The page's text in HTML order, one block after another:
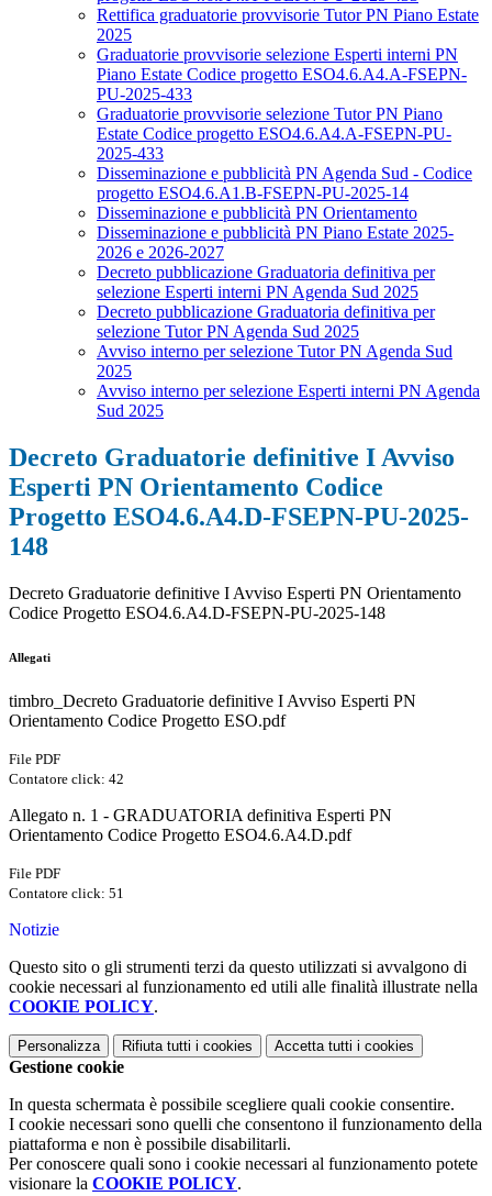
Rettifica graduatorie provvisorie Tutor PN Piano Estate
2025
Graduatorie provvisorie selezione Esperti interni PN
Piano Estate Codice progetto ESO4.6.A4.A-FSEPN-
PU-2025-433
Graduatorie provvisorie selezione Tutor PN Piano
Estate Codice progetto ESO4.6.A4.A-FSEPN-PU-
2025-433
Disseminazione e pubblicità PN Agenda Sud - Codice
progetto ESO4.6.A1.B-FSEPN-PU-2025-14
Disseminazione e pubblicità PN Orientamento
Disseminazione e pubblicità PN Piano Estate 2025-
2026 e 2026-2027
Decreto pubblicazione Graduatoria definitiva per
selezione Esperti interni PN Agenda Sud 2025
Decreto pubblicazione Graduatoria definitiva per
selezione Tutor PN Agenda Sud 2025
Avviso interno per selezione Tutor PN Agenda Sud
2025
Avviso interno per selezione Esperti interni PN Agenda
Sud 2025
Decreto Graduatorie definitive I Avviso
Esperti PN Orientamento Codice
Progetto ESO4.6.A4.D-FSEPN-PU-2025-
148
Decreto Graduatorie definitive I Avviso Esperti PN Orientamento
Codice Progetto ESO4.6.A4.D-FSEPN-PU-2025-148
Allegati
timbro_Decreto Graduatorie definitive I Avviso Esperti PN
Orientamento Codice Progetto ESO.pdf
File PDF
Contatore click: 42
Allegato n. 1 - GRADUATORIA definitiva Esperti PN
Orientamento Codice Progetto ESO4.6.A4.D.pdf
File PDF
Contatore click: 51
Notizie
Questo sito o gli strumenti terzi da questo utilizzati si avvalgono di
cookie necessari al funzionamento ed utili alle finalità illustrate nella
COOKIE POLICY.
Personalizza Rifiuta tutti i cookies Accetta tutti i cookies
Gestione cookie
In questa schermata è possibile scegliere quali cookie consentire.
I cookie necessari sono quelli che consentono il funzionamento della
piattaforma e non è possibile disabilitarli.
Per conoscere quali sono i cookie necessari al funzionamento potete
visionare la COOKIE POLICY.